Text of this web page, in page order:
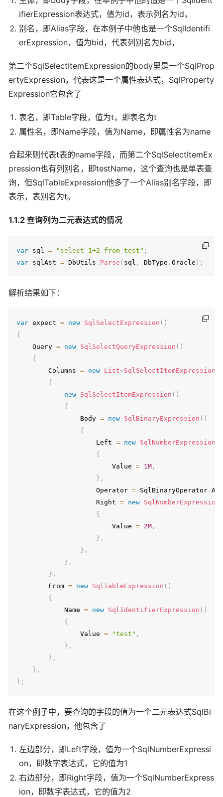
ifierExpression表达式，值为id，表示列名为id，
别名，即Alias字段，在本例子中他也是一个SqlIdentifi
erExpression，值为bid，代表列别名为bid，
第二个SqlSelectItemExpression的body里是一个SqlProp
ertyExpression，代表这是一个属性表达式，SqlProperty
Expression它包含了
表名，即Table字段，值为t，即表名为t
属性名，即Name字段，值为Name，即属性名为name
合起来则代表t表的name字段，而第二个SqlSelectItemEx
pression也有列别名，即testName，这个查询也是单表查
询，但SqlTableExpression他多了一个Alias别名字段，即
表示，表别名为t。
1.1.2 查询列为二元表达式的情况
var sql = "select 1+2 from test" ;
var sqlAst = DbUtils . Parse ( sql , DbType .Oracle ) ;
解析结果如下：
var expect = new SqlSelectExpression ( )
{
    Query
= new SqlSelectQueryExpression ( )
{
        Columns
= new List<SqlSelectItemExpression
{
new SqlSelectItemExpression ( )
{
                Body
= new SqlBinaryExpression ( )
{
                    Left
= new SqlNumberExpression
{
                        Value
= 1M ,
} ,
                    Operator
= SqlBinaryOperator .
                    Right
= new SqlNumberExpression
{
                        Value
= 2M ,
} ,
} ,
} ,
} ,
        From
= new SqlTableExpression ( )
{
            Name
= new SqlIdentifierExpression ( )
{
                Value
= "test" ,
} ,
} ,
} ,
} ;
在这个例子中，要查询的字段的值为一个二元表达式SqlBi
naryExpression，他包含了
左边部分，即Left字段，值为一个SqlNumberExpressi
on，即数字表达式，它的值为1
右边部分，即Right字段，值为一个SqlNumberExpress
ion，即数字表达式，它的值为2